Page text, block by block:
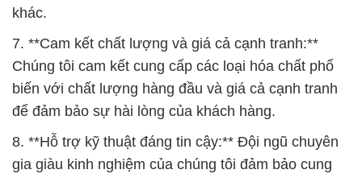
khác.
7. **Cam kết chất lượng và giá cả cạnh tranh:**
Chúng tôi cam kết cung cấp các loại hóa chất phổ
biến với chất lượng hàng đầu và giá cả cạnh tranh
để đảm bảo sự hài lòng của khách hàng.
8. **Hỗ trợ kỹ thuật đáng tin cậy:** Đội ngũ chuyên
gia giàu kinh nghiệm của chúng tôi đảm bảo cung